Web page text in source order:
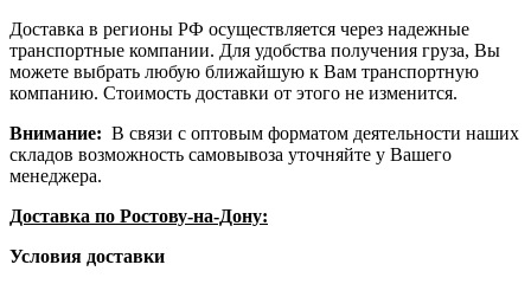
Доставка в регионы РФ осуществляется через надежные
транспортные компании. Для удобства получения груза, Вы
можете выбрать любую ближайшую к Вам транспортную
компанию. Стоимость доставки от этого не изменится.
Внимание: В связи с оптовым форматом деятельности наших
складов возможность самовывоза уточняйте у Вашего
менеджера.
Доставка по Ростову-на-Дону:
Условия доставки